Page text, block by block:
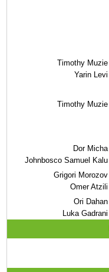
Timothy Muzie
Yarin Levi
Timothy Muzie
Dor Micha
Johnbosco Samuel Kalu
Grigori Morozov
Omer Atzili
Ori Dahan
Luka Gadrani